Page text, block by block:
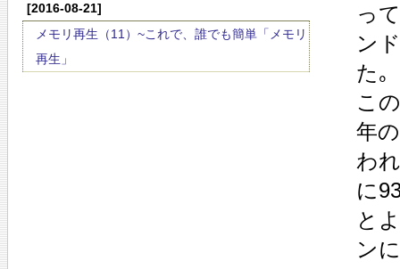
[2016-08-21]
メモリ再生（11）~これで、誰でも簡単「メモリ
再生」
っ
ン
た｡
こ
年
わ
に
と
ン